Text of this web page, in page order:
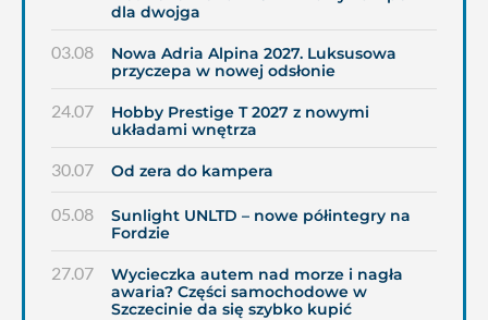
dla dwojga
03.08
Nowa Adria Alpina 2027. Luksusowa
przyczepa w nowej odsłonie
24.07
Hobby Prestige T 2027 z nowymi
układami wnętrza
30.07 Od zera do kampera
05.08
Sunlight UNLTD – nowe półintegry na
Fordzie
27.07
Wycieczka autem nad morze i nagła
awaria? Części samochodowe w
Szczecinie da się szybko kupić